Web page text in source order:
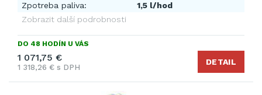
Zpotreba paliva:
1,5 l/hod
Zobrazit další podrobnosti
DO 48 HODÍN U VÁS
1 071,75 €
1 318,26 € s DPH
DETAIL